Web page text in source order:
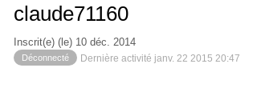
claude71160
Inscrit(e) (le) 10 déc. 2014
Déconnecté Dernière activité janv. 22 2015 20:47